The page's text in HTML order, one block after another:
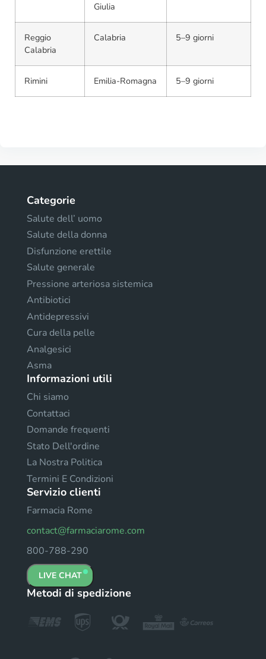
Giulia
Reggio
Calabria
Calabria 5–9 giorni
Rimini Emilia-Romagna 5–9 giorni
Categorie
Salute dell’ uomo
Salute della donna
Disfunzione erettile
Salute generale
Pressione arteriosa sistemica
Antibiotici
Antidepressivi
Cura della pelle
Analgesici
Asma
Informazioni utili
Chi siamo
Contattaci
Domande frequenti
Stato Dell'ordine
La Nostra Politica
Termini E Condizioni
Servizio clienti
Farmacia Rome
contact@farmaciarome.com
800-788-290
LIVE CHAT
Metodi di spedizione